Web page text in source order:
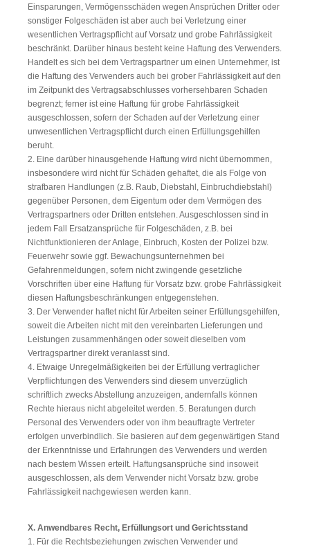
Einsparungen, Vermögensschäden wegen Ansprüchen Dritter oder
sonstiger Folgeschäden ist aber auch bei Verletzung einer
wesentlichen Vertragspflicht auf Vorsatz und grobe Fahrlässigkeit
beschränkt. Darüber hinaus besteht keine Haftung des Verwenders.
Handelt es sich bei dem Vertragspartner um einen Unternehmer, ist
die Haftung des Verwenders auch bei grober Fahrlässigkeit auf den
im Zeitpunkt des Vertragsabschlusses vorhersehbaren Schaden
begrenzt; ferner ist eine Haftung für grobe Fahrlässigkeit
ausgeschlossen, sofern der Schaden auf der Verletzung einer
unwesentlichen Vertragspflicht durch einen Erfüllungsgehilfen
beruht.
2. Eine darüber hinausgehende Haftung wird nicht übernommen,
insbesondere wird nicht für Schäden gehaftet, die als Folge von
strafbaren Handlungen (z.B. Raub, Diebstahl, Einbruchdiebstahl)
gegenüber Personen, dem Eigentum oder dem Vermögen des
Vertragspartners oder Dritten entstehen. Ausgeschlossen sind in
jedem Fall Ersatzansprüche für Folgeschäden, z.B. bei
Nichtfunktionieren der Anlage, Einbruch, Kosten der Polizei bzw.
Feuerwehr sowie ggf. Bewachungsunternehmen bei
Gefahrenmeldungen, sofern nicht zwingende gesetzliche
Vorschriften über eine Haftung für Vorsatz bzw. grobe Fahrlässigkeit
diesen Haftungsbeschränkungen entgegenstehen.
3. Der Verwender haftet nicht für Arbeiten seiner Erfüllungsgehilfen,
soweit die Arbeiten nicht mit den vereinbarten Lieferungen und
Leistungen zusammenhängen oder soweit dieselben vom
Vertragspartner direkt veranlasst sind.
4. Etwaige Unregelmäßigkeiten bei der Erfüllung vertraglicher
Verpflichtungen des Verwenders sind diesem unverzüglich
schriftlich zwecks Abstellung anzuzeigen, andernfalls können
Rechte hieraus nicht abgeleitet werden. 5. Beratungen durch
Personal des Verwenders oder von ihm beauftragte Vertreter
erfolgen unverbindlich. Sie basieren auf dem gegenwärtigen Stand
der Erkenntnisse und Erfahrungen des Verwenders und werden
nach bestem Wissen erteilt. Haftungsansprüche sind insoweit
ausgeschlossen, als dem Verwender nicht Vorsatz bzw. grobe
Fahrlässigkeit nachgewiesen werden kann.
X. Anwendbares Recht, Erfüllungsort und Gerichtsstand
1. Für die Rechtsbeziehungen zwischen Verwender und